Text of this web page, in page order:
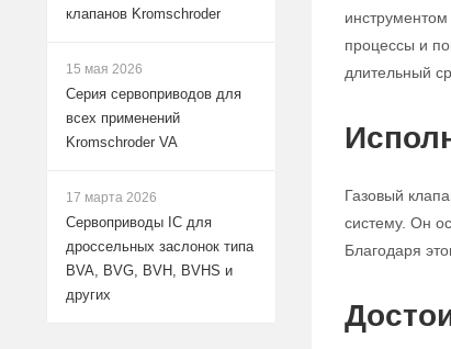
инструментом
процессы и
длительный
Газовый
систему. Он
Благодаря
клапанов Kromschroder
15 мая 2026
Серия сервоприводов для
всех применений
Kromschroder VA
17 марта 2026
Сервоприводы IC для
дроссельных заслонок типа
BVA, BVG, BVH, BVHS и
других